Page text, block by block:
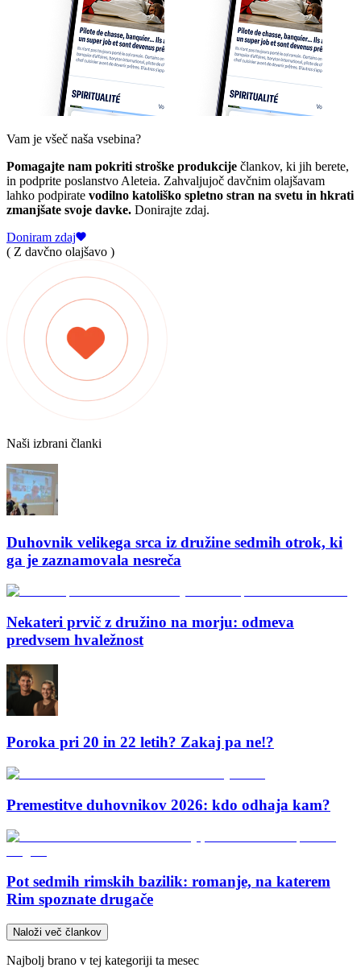
Vam je všeč naša vsebina?
Pomagajte nam pokriti stroške produkcije člankov, ki jih berete,
in podprite poslanstvo Aleteia. Zahvaljujoč davčnim olajšavam
lahko podpirate vodilno katoliško spletno stran na svetu in hkrati
zmanjšate svoje davke. Donirajte zdaj.
Doniram zdaj
( Z davčno olajšavo )
Naši izbrani članki
Duhovnik velikega srca iz družine sedmih otrok, ki
ga je zaznamovala nesreča
Nekateri prvič z družino na morju: odmeva
predvsem hvaležnost
Poroka pri 20 in 22 letih? Zakaj pa ne!?
Premestitve duhovnikov 2026: kdo odhaja kam?
Pot sedmih rimskih bazilik: romanje, na katerem
Rim spoznate drugače
Naloži več člankov
Najbolj brano v tej kategoriji ta mesec